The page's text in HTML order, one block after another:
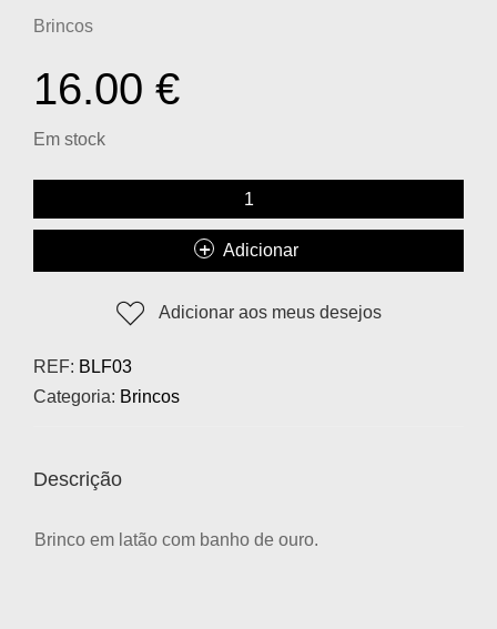
Brincos
16.00 €
Em stock
Adicionar
Adicionar aos meus desejos
REF: BLF03
Categoria: Brincos
Descrição
Brinco em latão com banho de ouro.